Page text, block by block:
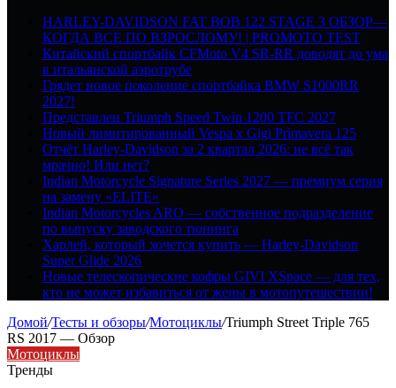
HARLEY-DAVIDSON FAT BOB 122 STAGE 3 ОБЗОР—
КОГДА ВСЕ ПО ВЗРОСЛОМУ! | PROMOTO TEST
Китайский спортбайк CFMoto V4 SR-RR доводят до ума
в итальянской аэротрубе
Грядет новое поколение спортбайка BMW S1000RR
2027!
Представлен Triumph Speed Twin 1200 TFC 2027
Новый лимитированный Vespa x Gigi Primavera 125
Отчёт Harley-Davidson за 2 квартал 2026: не всё так
мрачно! Или нет?
Indian Motorcycle Signature Series 2027 — премиум серия
на замену «ELITE»
Indian Motorcycles ARO — собственное подразделение
по выпуску заводского тюнинга
Харлей, который хочется купить — Harley-Davidson
Super Glide 2026
Новые телескопические кофры GIVI XSpace — для тех,
кто не может избавиться от жены в мотопутешествии!
Домой/Тесты и обзоры/Мотоциклы/Triumph Street Triple 765
RS 2017 — Обзор
Мотоциклы
Тренды